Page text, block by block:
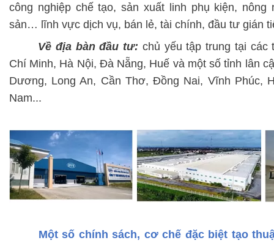
công nghiệp chế tạo, sản xuất linh phụ kiện, nông
sản… lĩnh vực dịch vụ, bán lẻ, tài chính, đầu tư gián
Về địa bàn đầu tư: chủ yếu tập trung tại
Chí Minh, Hà Nội, Đà Nẵng, Huế và một số tỉnh lân
Dương, Long An, Cần Thơ, Đồng Nai, Vĩnh Phúc,
Nam...
Một số chính sách, cơ chế đặc biệt tạo